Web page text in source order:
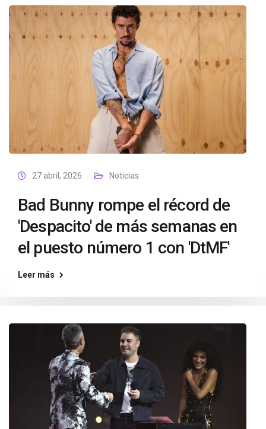
27 abril, 2026 Noticias
Bad Bunny rompe el récord de
'Despacito' de más semanas en
el puesto número 1 con 'DtMF'
Leer más